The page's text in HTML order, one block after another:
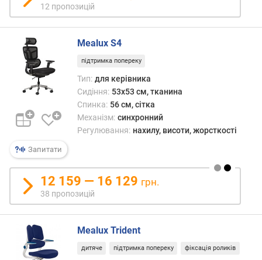
е
ч
х
(
с
м
ш
и
н
а
с
и
д
і
н
н
12 пропозицій
Запитати
Mealux S4
підтримка попереку
Тип: для керівника
Сидіння: 53x53 см, тканина
Спинка: 56 см, сітка
Механізм: синхронний
Регулювання: нахилу, висоти, жорсткості
12 159 — 16 129 грн.
38 пропозицій
Mealux Trident
дитяче підтримка попереку фіксація роликів